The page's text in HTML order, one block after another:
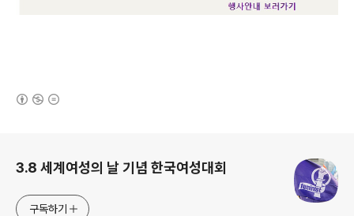
3.8 세계여성의 날 기념 한국여성대회
구독하기